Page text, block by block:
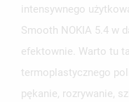
intensywnego
Smooth NOKIA 5.4 w
efektownie. Warto tu
termoplastycznego
pękanie, rozrywanie,
ANULUJ